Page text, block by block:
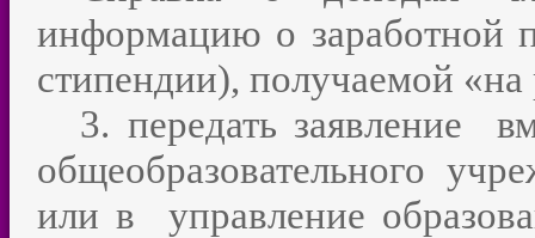
информацию о заработной
стипендии), получаемой
3. передать заявление
общеобразовательного
или в
управление